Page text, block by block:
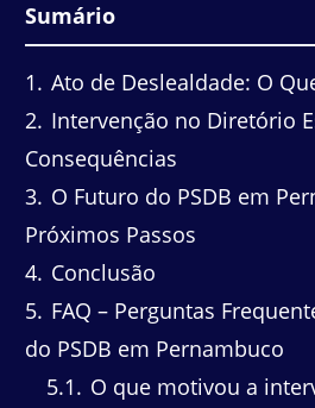
Sumário
1
Ato de Deslealdade: O
2 Intervenção no Diretório
Consequências
3 O Futuro do PSDB em
Próximos Passos
4 Conclusão
5 FAQ – Perguntas
do PSDB em Pernambuco
5.1
O que motivou a